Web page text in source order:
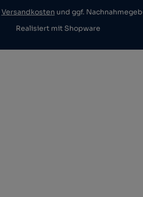
Versandkosten und ggf.
Realisiert mit Shopware